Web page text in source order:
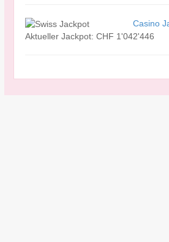
Casino
Aktueller Jackpot: CHF 1'042'446